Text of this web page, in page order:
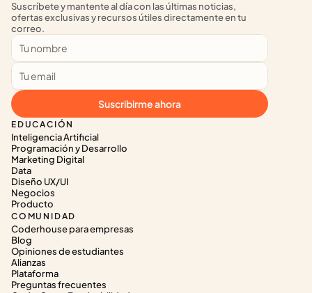
EDUCACIÓN
Inteligencia Artificial
Programación y Desarrollo
Marketing Digital
Data
Diseño UX/UI
Negocios
Producto
COMUNIDAD
Coderhouse para empresas
Blog
Opiniones de estudiantes
Alianzas
Plataforma
Preguntas frecuentes
Suscríbete y mantente al día con las últimas noticias,
ofertas exclusivas y recursos útiles directamente en tu
correo.
Suscribirme ahora